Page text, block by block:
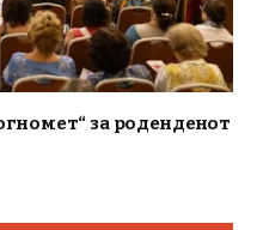
за роденденот